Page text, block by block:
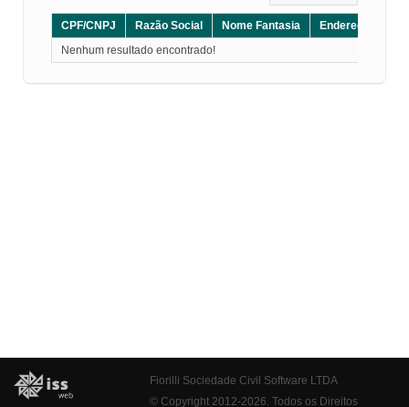
CPF/CNPJ Razão Social Nome Fantasia Endereço
Nenhum resultado encontrado!
Fiorilli Sociedade Civil Software LTDA
© Copyright 2012-2026. Todos os Direitos